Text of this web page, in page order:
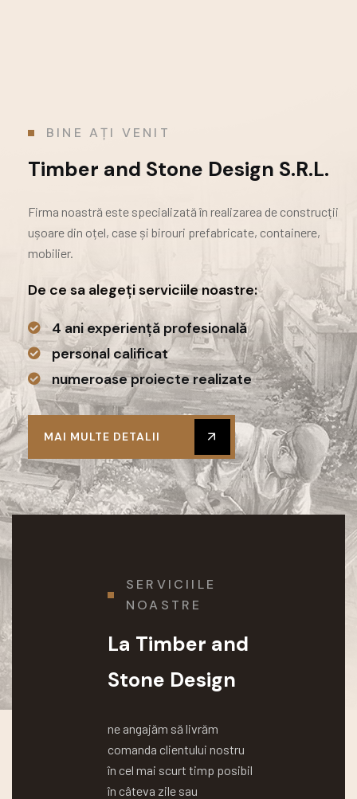
BINE AȚI VENIT
Timber and Stone Design S.R.L.
Firma noastră este specializată în realizarea de construcții
ușoare din oțel, case și birouri prefabricate, containere,
mobilier.
De ce sa alegeți serviciile noastre:
4 ani experiență profesională
personal calificat
numeroase proiecte realizate
MAI MULTE DETALII
SERVICIILE
NOASTRE
La Timber and
Stone Design
ne angajăm să livrăm
comanda clientului nostru
în cel mai scurt timp posibil
în câteva zile sau